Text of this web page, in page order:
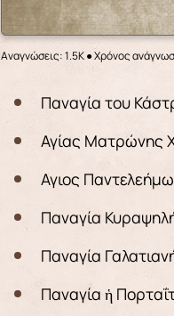
Αναγνώσεις: 1.5K● Χρόνος
Παναγία του
Αγίας Ματρώνης
Αγιος
Παναγία
Παναγία
Παναγία ἡ